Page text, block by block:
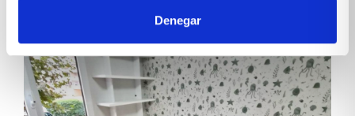
Denegar
DORMITORIOS JUVENILES